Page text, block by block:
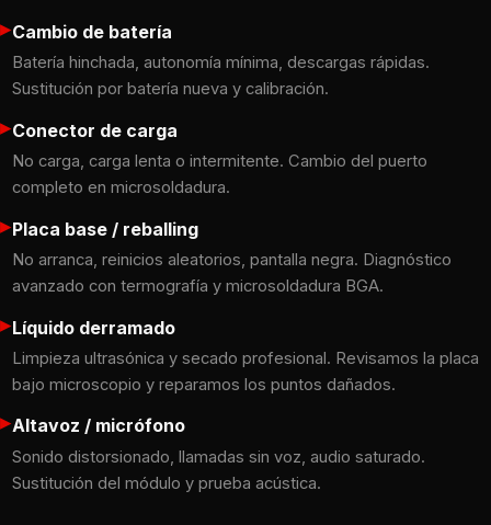
▸Cambio de batería
Batería hinchada, autonomía mínima, descargas rápidas.
Sustitución por batería nueva y calibración.
▸Conector de carga
No carga, carga lenta o intermitente. Cambio del puerto
completo en microsoldadura.
▸Placa base / reballing
No arranca, reinicios aleatorios, pantalla negra. Diagnóstico
avanzado con termografía y microsoldadura BGA.
▸Líquido derramado
Limpieza ultrasónica y secado profesional. Revisamos la placa
bajo microscopio y reparamos los puntos dañados.
▸Altavoz / micrófono
Sonido distorsionado, llamadas sin voz, audio saturado.
Sustitución del módulo y prueba acústica.